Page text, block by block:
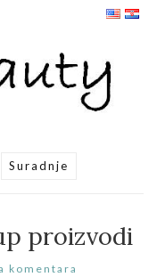
Suradnje
proizvodi
komentara